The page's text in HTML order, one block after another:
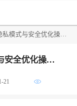
式与安全优化操作技巧
google Chrome浏览器高级隐私模式与安全优化操作技巧
21